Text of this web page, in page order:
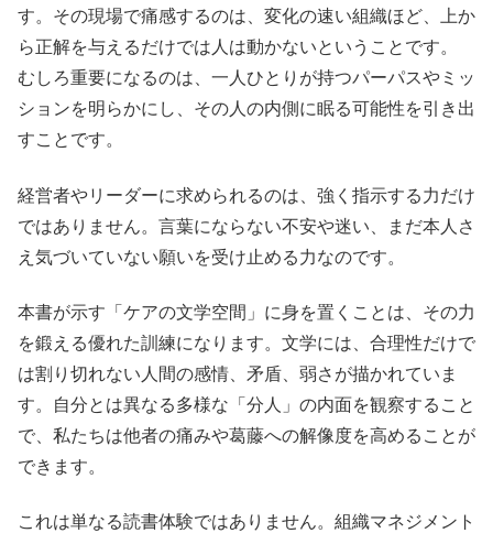
す。その現場で痛感するのは、変化の速い組織ほど、上か
ら正解を与えるだけでは人は動かないということです。
むしろ重要になるのは、一人ひとりが持つパーパスやミッ
ションを明らかにし、その人の内側に眠る可能性を引き出
すことです。
経営者やリーダーに求められるのは、強く指示する力だけ
ではありません。言葉にならない不安や迷い、まだ本人さ
え気づいていない願いを受け止める力なのです。
本書が示す「ケアの文学空間」に身を置くことは、その力
を鍛える優れた訓練になります。文学には、合理性だけで
は割り切れない人間の感情、矛盾、弱さが描かれていま
す。自分とは異なる多様な「分人」の内面を観察すること
で、私たちは他者の痛みや葛藤への解像度を高めることが
できます。
これは単なる読書体験ではありません。組織マネジメント